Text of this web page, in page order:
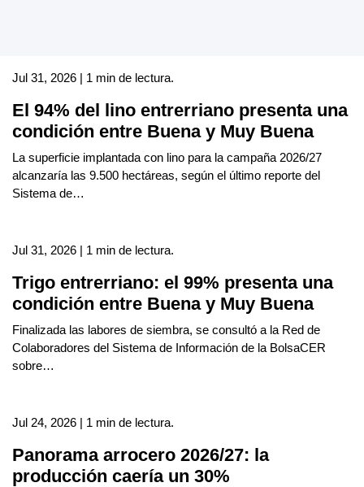
Jul 31, 2026 | 1 min de lectura.
El 94% del lino entrerriano presenta una
condición entre Buena y Muy Buena
La superficie implantada con lino para la campaña 2026/27
alcanzaría las 9.500 hectáreas, según el último reporte del
Sistema de…
Jul 31, 2026 | 1 min de lectura.
Trigo entrerriano: el 99% presenta una
condición entre Buena y Muy Buena
Finalizada las labores de siembra, se consultó a la Red de
Colaboradores del Sistema de Información de la BolsaCER
sobre…
Jul 24, 2026 | 1 min de lectura.
Panorama arrocero 2026/27: la
producción caería un 30%